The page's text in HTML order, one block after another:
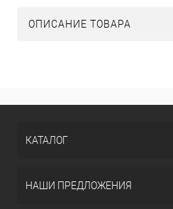
ОПИСАНИЕ ТОВАРА
КАТАЛОГ
НАШИ ПРЕДЛОЖЕНИЯ